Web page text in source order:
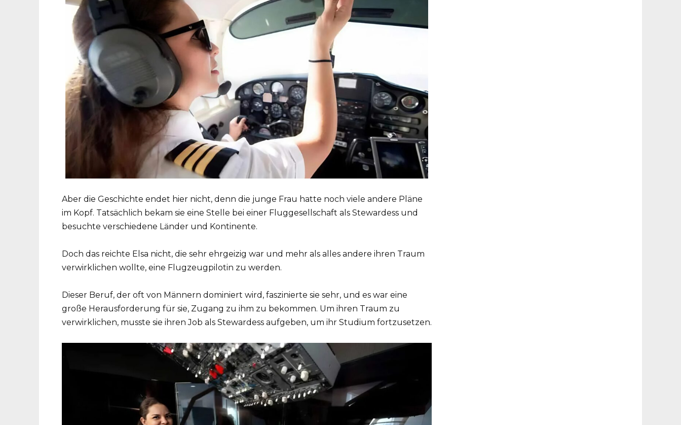
Aber die Geschichte endet hier nicht, denn die junge Frau hatte noch viele andere Pläne
im Kopf. Tatsächlich bekam sie eine Stelle bei einer Fluggesellschaft als Stewardess und
besuchte verschiedene Länder und Kontinente.
Doch das reichte Elsa nicht, die sehr ehrgeizig war und mehr als alles andere ihren Traum
verwirklichen wollte, eine Flugzeugpilotin zu werden.
Dieser Beruf, der oft von Männern dominiert wird, faszinierte sie sehr, und es war eine
große Herausforderung für sie, Zugang zu ihm zu bekommen. Um ihren Traum zu
verwirklichen, musste sie ihren Job als Stewardess aufgeben, um ihr Studium fortzusetzen.